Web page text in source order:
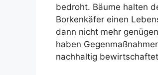
bedroht. Bäume halten
Borkenkäfer einen
dann nicht mehr
haben
nachhaltig